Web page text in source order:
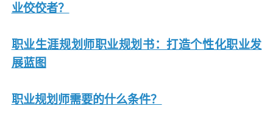
业佼佼者？
职业生涯规划师职业规划书：打造个性化职业发
展蓝图
职业规划师需要的什么条件？